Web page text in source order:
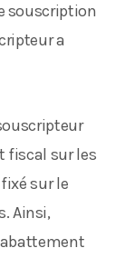
souscription
a
fiscal sur les
sur le
Ainsi,